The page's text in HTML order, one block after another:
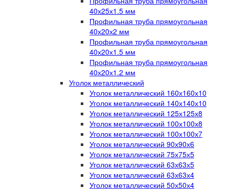
40х25х1.5 мм
Профильная труба прямоугольная
40х20х2 мм
Профильная труба прямоугольная
40х20х1.5 мм
Профильная труба прямоугольная
40х20х1.2 мм
Уголок металлический
Уголок металлический 160х160х10
Уголок металлический 140х140х10
Уголок металлический 125х125х8
Уголок металлический 100х100х8
Уголок металлический 100х100х7
Уголок металлический 90х90х6
Уголок металлический 75х75х5
Уголок металлический 63х63х5
Уголок металлический 63х63х4
Уголок металлический 50х50х4